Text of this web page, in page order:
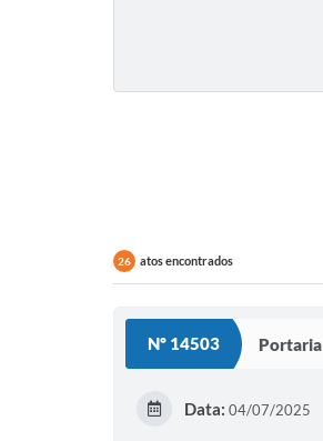
26 atos encontrados
Nº 14503 Portaria
Data: 04/07/2025